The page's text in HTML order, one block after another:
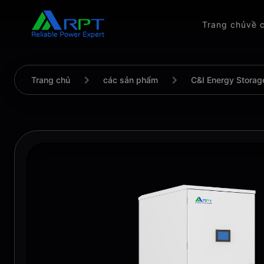
Trang chủvề
Trang chủ các sản phẩm C&I Energy